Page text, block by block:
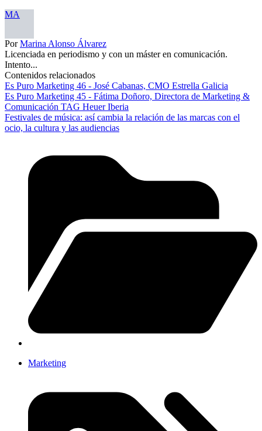
MA
PorMarina Alonso Álvarez
Licenciada en periodismo y con un máster en comunicación.
Intento...
Contenidos relacionados
Es Puro Marketing 46 - José Cabanas, CMO Estrella Galicia
Es Puro Marketing 45 - Fátima Doñoro, Directora de Marketing &
Comunicación TAG Heuer Iberia
Festivales de música: así cambia la relación de las marcas con el
ocio, la cultura y las audiencias
Marketing